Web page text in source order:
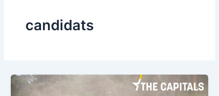
candidats